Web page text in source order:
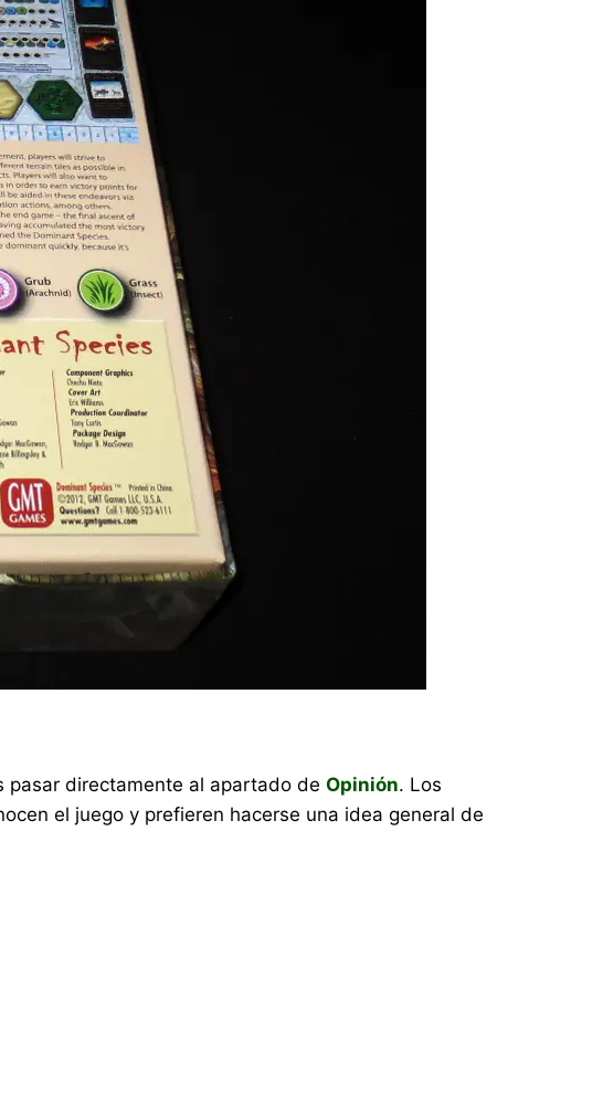
pasar directamente al apartado deOpinión. Los
el juego y prefieren hacerse una idea general de